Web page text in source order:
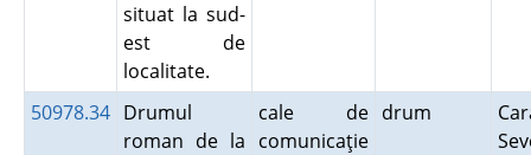
situat la sud-
est de
localitate.
50978.34 Drumul
roman de la
cale de
comunicaţie
drum